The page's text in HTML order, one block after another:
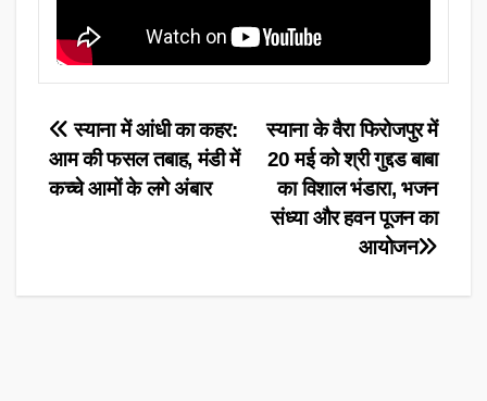
Post
navigation
स्याना के वैरा फिरोजपुर में
20 मई को श्री गुद्दड बाबा
का विशाल भंडारा, भजन
संध्या और हवन पूजन का
आयोजन
स्याना में आंधी का कहर:
आम की फसल तबाह, मंडी में
कच्चे आमों के लगे अंबार